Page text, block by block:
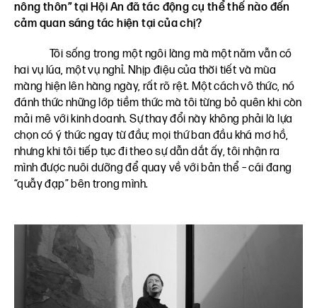
nông thôn” tại Hội An đã tác động cụ thể thế nào đến
cảm quan sáng tác hiện tại của chị?
Tôi sống trong một ngôi làng mà một năm vẫn có
hai vụ lúa, một vụ nghỉ. Nhịp điệu của thời tiết và mùa
màng hiện lên hàng ngày, rất rõ rệt. Một cách vô thức, nó
đánh thức những lớp tiềm thức mà tôi từng bỏ quên khi còn
mải mê với kinh doanh. Sự thay đổi này không phải là lựa
chọn có ý thức ngay từ đầu; mọi thứ ban đầu khá mơ hồ,
nhưng khi tôi tiếp tục đi theo sự dẫn dắt ấy, tôi nhận ra
mình được nuôi dưỡng để quay về với bản thể – cái đang
“quẫy đạp” bên trong mình.